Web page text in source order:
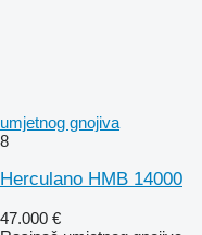
umjetnog gnojiva
8
Herculano HMB 14000
47.000 €